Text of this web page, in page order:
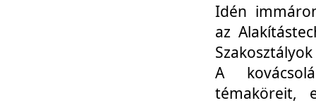
Idén
az
A
témaköreit,